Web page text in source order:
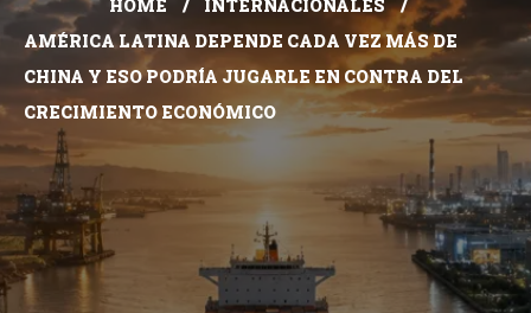
HOME
INTERNACIONALES
AMÉRICA LATINA DEPENDE CADA VEZ MÁS DE
CHINA Y ESO PODRÍA JUGARLE EN CONTRA DEL
CRECIMIENTO ECONÓMICO